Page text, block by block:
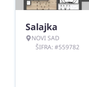
Salajka
NOVI SAD
ŠIFRA: #559782